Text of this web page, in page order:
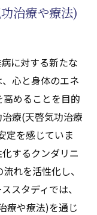
治療や療法)
に対する新たな
心と身体のエネ
めることを目的
療(天啓気功治療
定を感じていま
するクンダリニ
れを活性化し、
スタディでは、
療や療法)を通じ